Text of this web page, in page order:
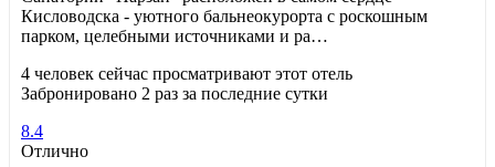
Кисловодска - уютного бальнеокурорта с роскошным
парком, целебными источниками и ра…
4 человек сейчас просматривают этот отель
Забронировано 2 раз за последние сутки
8.4
Отлично